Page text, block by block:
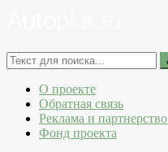
О проекте
Обратная связь
Реклама и партнерство
Фонд проекта